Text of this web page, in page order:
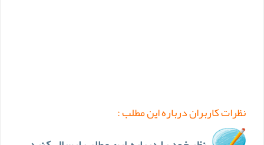
نظرات کاربران درباره این مطلب :